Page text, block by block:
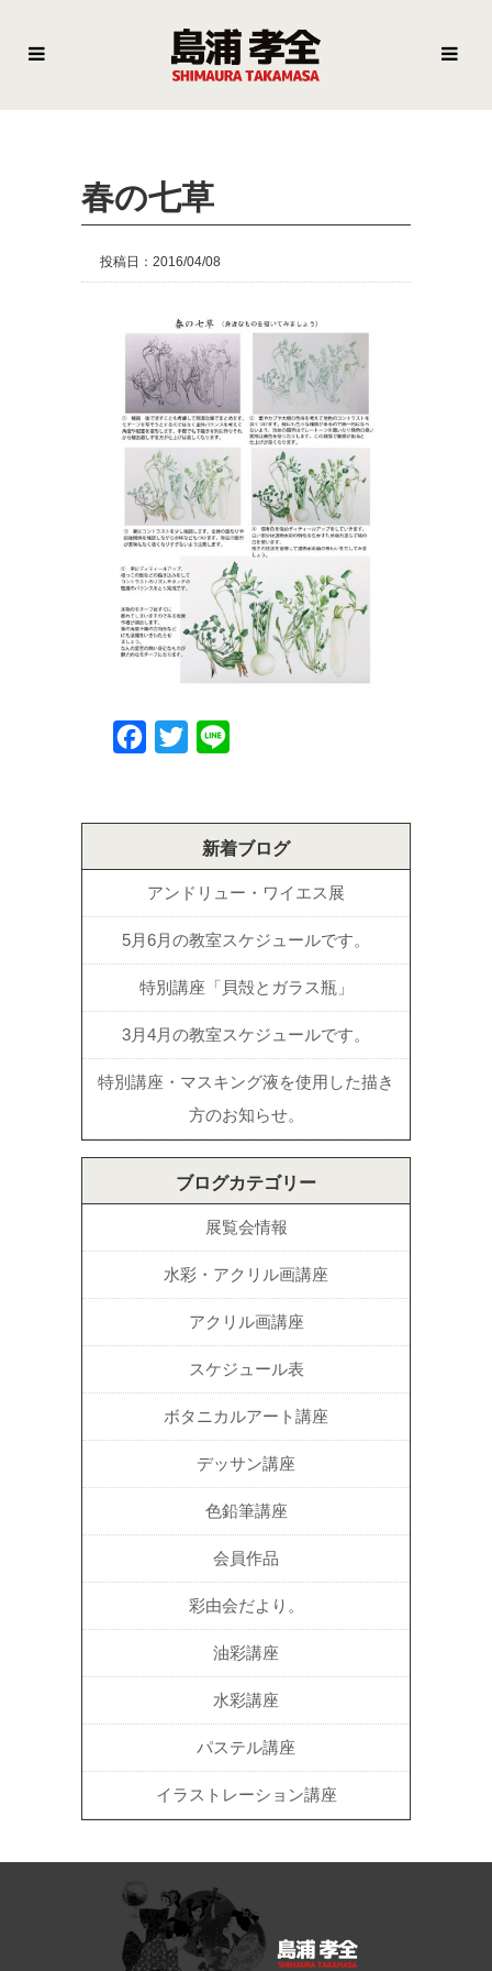
春の七草
投稿日：2016/04/08
Facebook
Twitter
新着ブログ
アンドリュー・ワイエス展
5月6月の教室スケジュールです。
特別講座「貝殻とガラス瓶」
3月4月の教室スケジュールです。
特別講座・マスキング液を使用した描き
方のお知らせ。
ブログカテゴリー
展覧会情報
水彩・アクリル画講座
アクリル画講座
スケジュール表
ボタニカルアート講座
デッサン講座
色鉛筆講座
会員作品
彩由会だより。
油彩講座
水彩講座
パステル講座
イラストレーション講座